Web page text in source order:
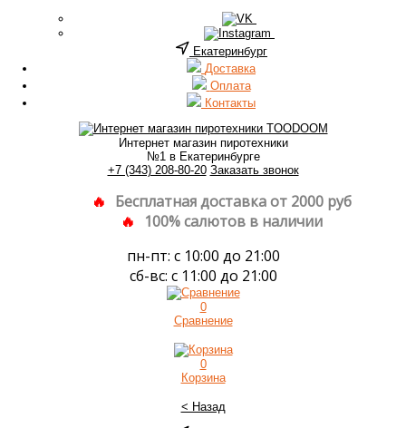
Екатеринбург
Доставка
Оплата
Контакты
Интернет магазин пиротехники
№1 в Екатеринбурге
+7 (343) 208-80-20 Заказать звонок
Бесплатная доставка от 2000 руб
100% салютов в наличии
пн-пт: с 10:00 до 21:00
сб-вс: с 11:00 до 21:00
0
Сравнение
0
Корзина
< Назад